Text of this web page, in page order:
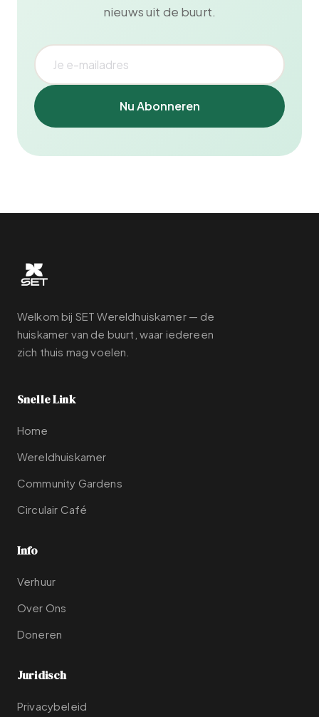
nieuws uit de buurt.
Nu Abonneren
Welkom bij SET Wereldhuiskamer — de
huiskamer van de buurt, waar iedereen
zich thuis mag voelen.
Snelle Link
Home
Wereldhuiskamer
Community Gardens
Circulair Café
Info
Verhuur
Over Ons
Doneren
Juridisch
Privacybeleid